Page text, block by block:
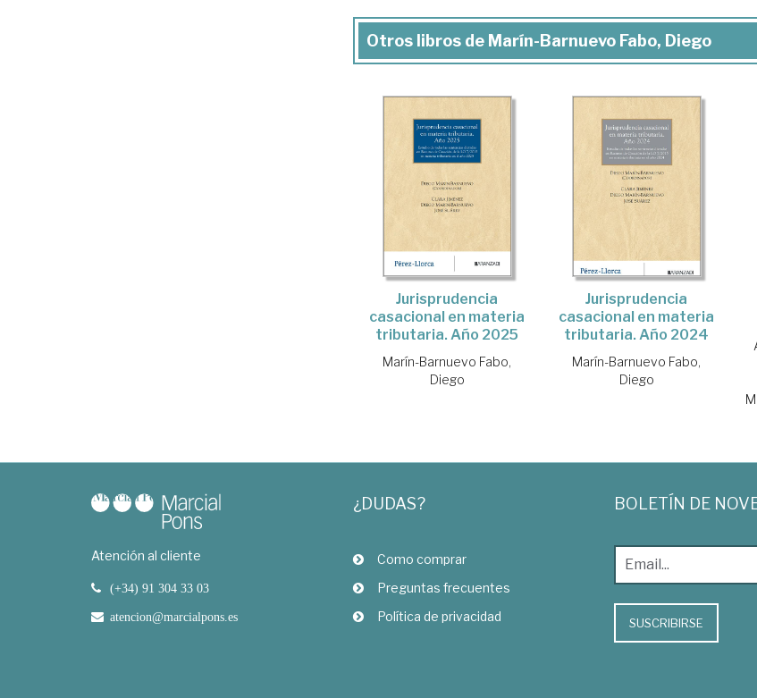
Otros libros de Marín-Barnuevo Fabo, Diego
Jurisprudencia
casacional en materia
tributaria. Año 2025
Marín-Barnuevo Fabo,
Diego
Jurisprudencia
casacional en materia
tributaria. Año 2024
Marín-Barnuevo Fabo,
Diego
Atención al cliente
(+34) 91 304 33 03
atencion@marcialpons.es
¿DUDAS?
Como comprar
Preguntas frecuentes
Política de privacidad
BOLETÍN DE
SUSCRIBIRSE